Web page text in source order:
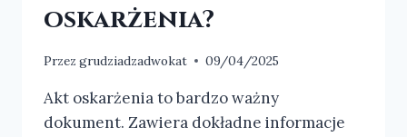
oskarżenia?
Przez grudziadzadwokat 09/04/2025
Akt oskarżenia to bardzo ważny
dokument. Zawiera dokładne informacje